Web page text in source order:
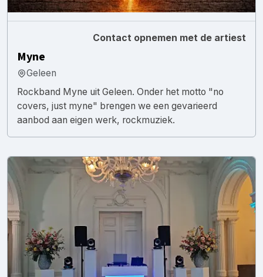
Contact opnemen met de artiest
Myne
Geleen
Rockband Myne uit Geleen. Onder het motto "no
covers, just myne" brengen we een gevarieerd
aanbod aan eigen werk, rockmuziek.